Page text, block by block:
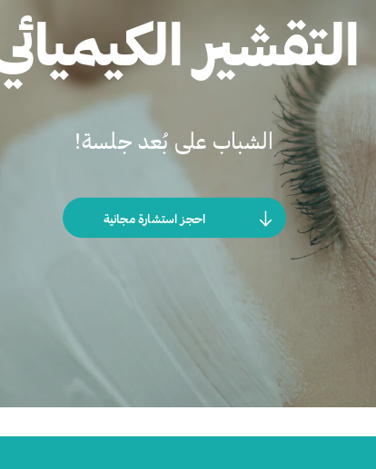
التقشير
الشباب على بُعد جلسة!
احجز استشارة مجانية